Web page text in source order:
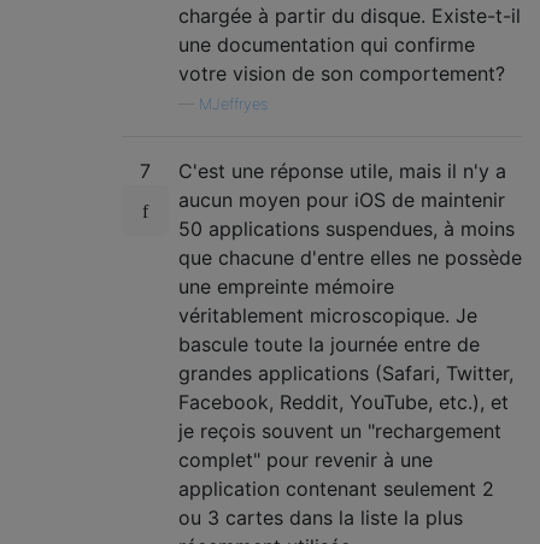
chargée à partir du disque. Existe-t-il
une documentation qui confirme
votre vision de son comportement?
MJeffryes
7
C'est une réponse utile, mais il n'y a
aucun moyen pour iOS de maintenir
50 applications suspendues, à moins
que chacune d'entre elles ne possède
une empreinte mémoire
véritablement microscopique. Je
bascule toute la journée entre de
grandes applications (Safari, Twitter,
Facebook, Reddit, YouTube, etc.), et
je reçois souvent un "rechargement
complet" pour revenir à une
application contenant seulement 2
ou 3 cartes dans la liste la plus